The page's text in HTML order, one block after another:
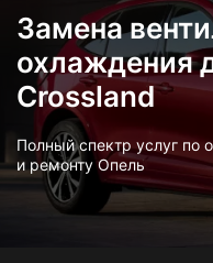
Замена
охлаждения
Crossland
Полный спектр услуг по
и ремонту Опель